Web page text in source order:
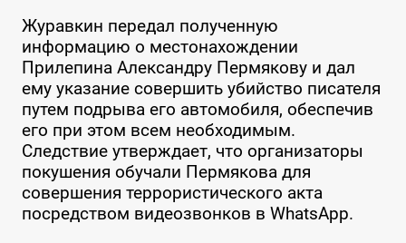
Журавкин передал полученную
информацию о местонахождении
Прилепина Александру Пермякову и дал
ему указание совершить убийство писателя
путем подрыва его автомобиля, обеспечив
его при этом всем необходимым.
Следствие утверждает, что организаторы
покушения обучали Пермякова для
совершения террористического акта
посредством видеозвонков в WhatsApp.